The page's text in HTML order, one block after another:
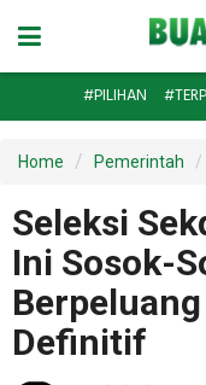
#PILIHAN
Home Pemerintah
Seleksi
Ini Sosok-
Definitif